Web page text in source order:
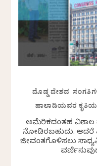
ದೊಡ್ಡ ದೇಶದ
ಹಾಲಾಡಿಯವರ
ಅಮೆರಿಕದಂತಹ ವಿಶಾಲ
ನೋಡಿರಬಹುದು. ಆದರೆ
ಜೀವಂತಗೊಳಿಸಲು